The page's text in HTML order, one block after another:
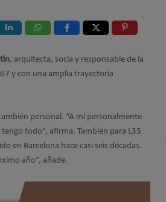
, arquitecta, socia y responsable de la
y con una amplia trayectoria
personal. “A mí personalmente
todo”, afirma. También para L35
en Barcelona hace casi seis décadas.
año”, añade.